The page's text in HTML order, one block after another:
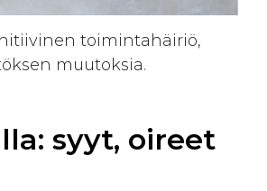
toimintahäiriö,
muutoksia.
syyt, oireet